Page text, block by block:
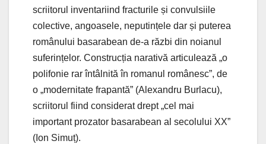
scriitorul inventariind fracturile și convulsiile
colective, angoasele, neputințele dar și puterea
românului basarabean de-a răzbi din noianul
suferințelor. Construcția narativă articulează „o
polifonie rar întâlnită în romanul românesc”, de
o „modernitate frapantă” (Alexandru Burlacu),
scriitorul fiind considerat drept „cel mai
important prozator basarabean al secolului XX”
(Ion Simuț).